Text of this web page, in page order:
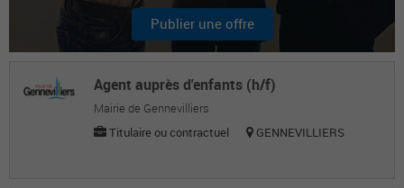
Responsable du service offre de formation
et sécurisation des parcours, direction de
l'apprentissage
Tristan M.
Evaluateur qualité
Publier une offre
Agent auprès d'enfants (h/f)
Mairie de Gennevilliers
Titulaire ou contractuel
GENNEVILLIERS